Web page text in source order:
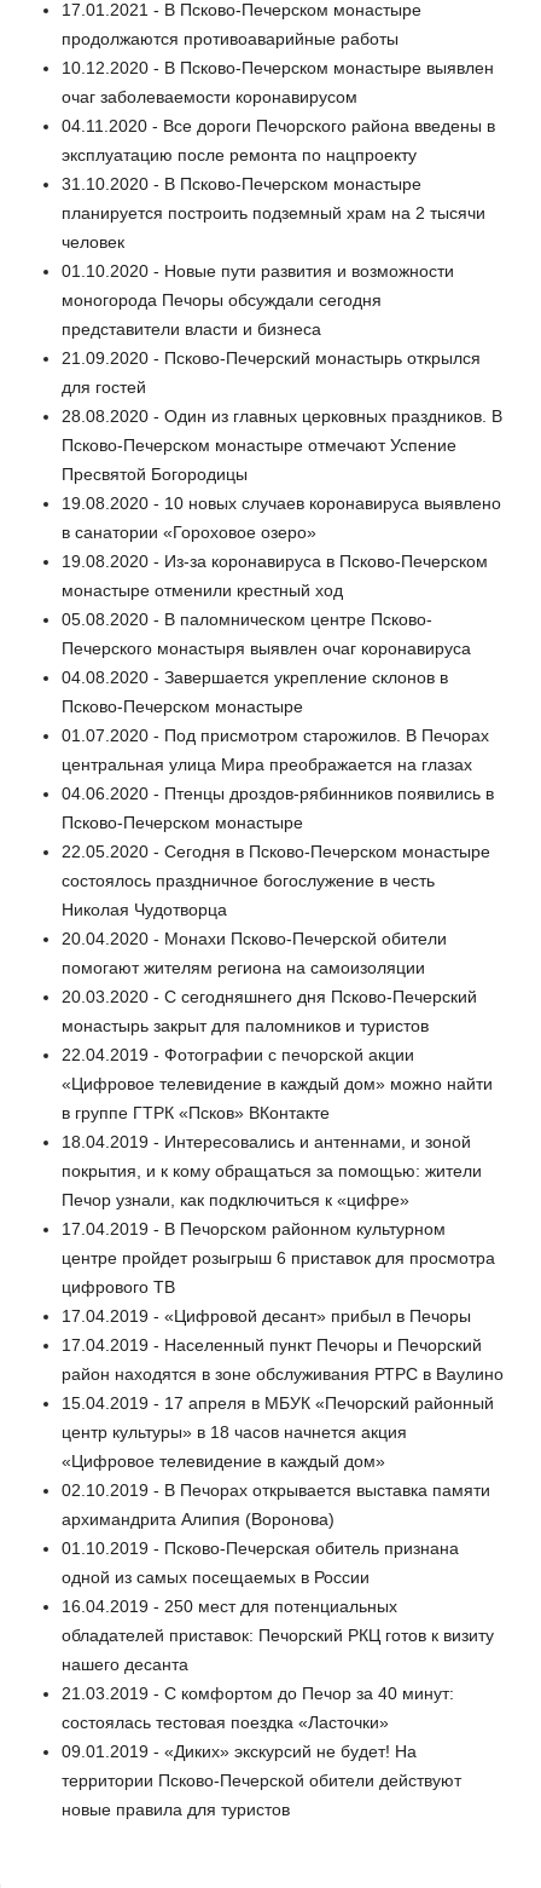
17.01.2021 - В Псково-Печерском монастыре
продолжаются противоаварийные работы
10.12.2020 - В Псково-Печерском монастыре выявлен
очаг заболеваемости коронавирусом
04.11.2020 - Все дороги Печорского района введены в
эксплуатацию после ремонта по нацпроекту
31.10.2020 - В Псково-Печерском монастыре
планируется построить подземный храм на 2 тысячи
человек
01.10.2020 - Новые пути развития и возможности
моногорода Печоры обсуждали сегодня
представители власти и бизнеса
21.09.2020 - Псково-Печерский монастырь открылся
для гостей
28.08.2020 - Один из главных церковных праздников. В
Псково-Печерском монастыре отмечают Успение
Пресвятой Богородицы
19.08.2020 - 10 новых случаев коронавируса выявлено
в санатории «Гороховое озеро»
19.08.2020 - Из-за коронавируса в Псково-Печерском
монастыре отменили крестный ход
05.08.2020 - В паломническом центре Псково-
Печерского монастыря выявлен очаг коронавируса
04.08.2020 - Завершается укрепление склонов в
Псково-Печерском монастыре
01.07.2020 - Под присмотром старожилов. В Печорах
центральная улица Мира преображается на глазах
04.06.2020 - Птенцы дроздов-рябинников появились в
Псково-Печерском монастыре
22.05.2020 - Сегодня в Псково-Печерском монастыре
состоялось праздничное богослужение в честь
Николая Чудотворца
20.04.2020 - Монахи Псково-Печерской обители
помогают жителям региона на самоизоляции
20.03.2020 - С сегодняшнего дня Псково-Печерский
монастырь закрыт для паломников и туристов
22.04.2019 - Фотографии с печорской акции
«Цифровое телевидение в каждый дом» можно найти
в группе ГТРК «Псков» ВКонтакте
18.04.2019 - Интересовались и антеннами, и зоной
покрытия, и к кому обращаться за помощью: жители
Печор узнали, как подключиться к «цифре»
17.04.2019 - В Печорском районном культурном
центре пройдет розыгрыш 6 приставок для просмотра
цифрового ТВ
17.04.2019 - «Цифровой десант» прибыл в Печоры
17.04.2019 - Населенный пункт Печоры и Печорский
район находятся в зоне обслуживания РТРС в Ваулино
15.04.2019 - 17 апреля в МБУК «Печорский районный
центр культуры» в 18 часов начнется акция
«Цифровое телевидение в каждый дом»
02.10.2019 - В Печорах открывается выставка памяти
архимандрита Алипия (Воронова)
01.10.2019 - Псково-Печерская обитель признана
одной из самых посещаемых в России
16.04.2019 - 250 мест для потенциальных
обладателей приставок: Печорский РКЦ готов к визиту
нашего десанта
21.03.2019 - С комфортом до Печор за 40 минут:
состоялась тестовая поездка «Ласточки»
09.01.2019 - «Диких» экскурсий не будет! На
территории Псково-Печерской обители действуют
новые правила для туристов